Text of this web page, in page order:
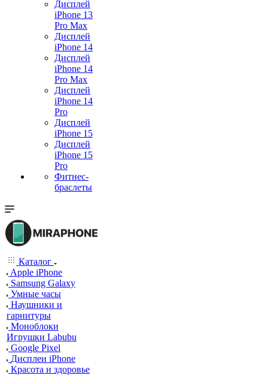
Дисплей
iPhone 13
Pro Max
Дисплей
iPhone 14
Дисплей
iPhone 14
Pro Max
Дисплей
iPhone 14
Pro
Дисплей
iPhone 15
Дисплей
iPhone 15
Pro
Фитнес-
браслеты
Каталог
Apple iPhone
Samsung Galaxy
Умные часы
Наушники и
гарнитуры
Моноблоки
Игрушки Labubu
Google Pixel
Дисплеи iPhone
Красота и здоровье